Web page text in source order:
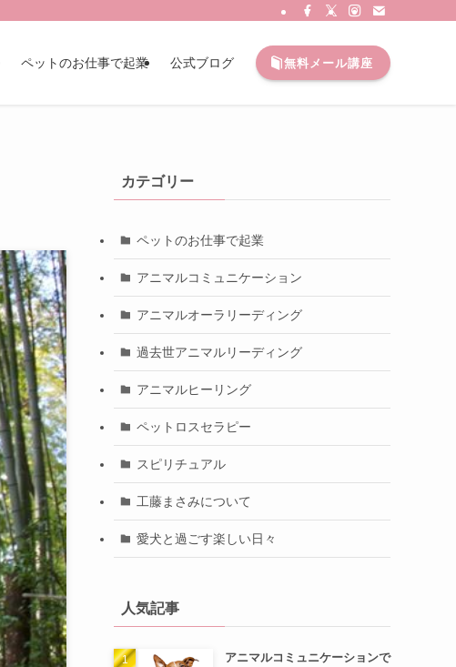
ペットのお仕事で起業 公式ブログ 無料メール講座
カテゴリー
ペットのお仕事で起業
アニマルコミュニケーション
アニマルオーラリーディング
過去世アニマルリーディング
アニマルヒーリング
ペットロスセラピー
スピリチュアル
工藤まさみについて
愛犬と過ごす楽しい日々
人気記事
アニマルコミュニケーションで